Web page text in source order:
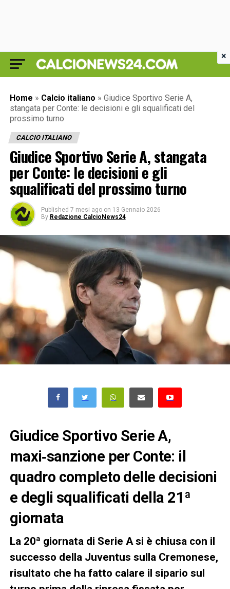
Home » Calcio italiano » Giudice Sportivo Serie A,
stangata per Conte: le decisioni e gli squalificati del
prossimo turno
CALCIO ITALIANO
Giudice Sportivo Serie A, stangata
per Conte: le decisioni e gli
squalificati del prossimo turno
Published 7 mesi ago on 13 Gennaio 2026
By Redazione CalcioNews24
Giudice Sportivo Serie A,
maxi‑sanzione per Conte: il
quadro completo delle decisioni
e degli squalificati della 21ª
giornata
La 20ª giornata di Serie A si è chiusa con il
successo della Juventus sulla Cremonese,
risultato che ha fatto calare il sipario sul
×